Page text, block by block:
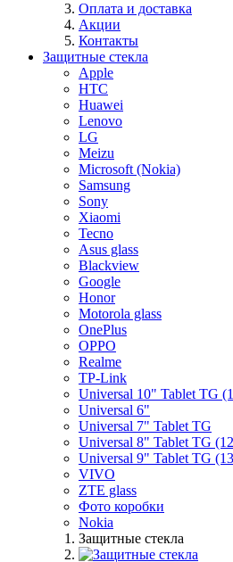
Оплата и доставка
Акции
Контакты
Защитные стекла
Apple
HTC
Huawei
Lenovo
LG
Meizu
Microsoft (Nokia)
Samsung
Sony
Xiaomi
Tecno
Asus glass
Blackview
Google
Honor
Motorola glass
OnePlus
OPPO
Realme
TP-Link
Universal 10" Tablet TG
Universal 6"
Universal 7" Tablet TG
Universal 8" Tablet TG
Universal 9" Tablet TG
VIVO
ZTE glass
Фото коробки
Nokia
Защитные стекла